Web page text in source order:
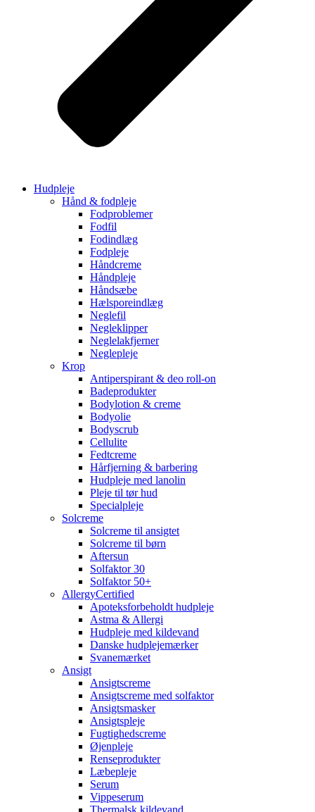
Hudpleje
Hånd & fodpleje
Fodproblemer
Fodfil
Fodindlæg
Fodpleje
Håndcreme
Håndpleje
Håndsæbe
Hælsporeindlæg
Neglefil
Negleklipper
Neglelakfjerner
Neglepleje
Krop
Antiperspirant & deo roll-on
Badeprodukter
Bodylotion & creme
Bodyolie
Bodyscrub
Cellulite
Fedtcreme
Hårfjerning & barbering
Hudpleje med lanolin
Pleje til tør hud
Specialpleje
Solcreme
Solcreme til ansigtet
Solcreme til børn
Aftersun
Solfaktor 30
Solfaktor 50+
AllergyCertified
Apoteksforbeholdt hudpleje
Astma & Allergi
Hudpleje med kildevand
Danske hudplejemærker
Svanemærket
Ansigt
Ansigtscreme
Ansigtscreme med solfaktor
Ansigtsmasker
Ansigtspleje
Fugtighedscreme
Øjenpleje
Renseprodukter
Læbepleje
Serum
Vippeserum
Thermalsk kildevand